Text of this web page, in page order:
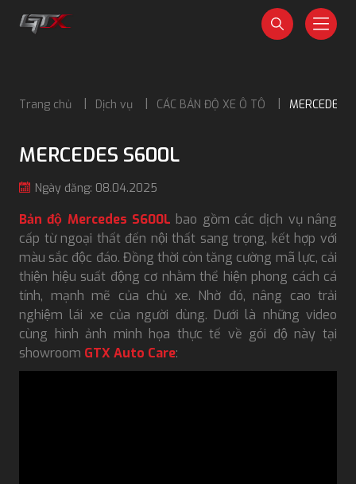
Trang chủ Dịch vụ CÁC BẢN ĐỘ XE Ô TÔ MERCEDES
MERCEDES S600L
Ngày đăng: 08.04.2025
Bản độ Mercedes S600L bao gồm các dịch vụ nâng
cấp từ ngoại thất đến nội thất sang trọng, kết hợp với
màu sắc độc đáo. Đồng thời còn tăng cường mã lực, cải
thiện hiệu suất động cơ nhằm thể hiện phong cách cá
tính, mạnh mẽ của chủ xe. Nhờ đó, nâng cao trải
nghiệm lái xe của người dùng. Dưới là những video
cùng hình ảnh minh họa thực tế về gói độ này tại
showroom GTX Auto Care: